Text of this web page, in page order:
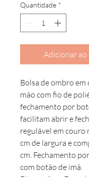
Quantidade *
Adicionar
Bolsa de ombro em
mão com fio de
fechamento por
facilitam abrir e
regulável em couro
cm de largura e
cm. Fechamento
com botão de imã.